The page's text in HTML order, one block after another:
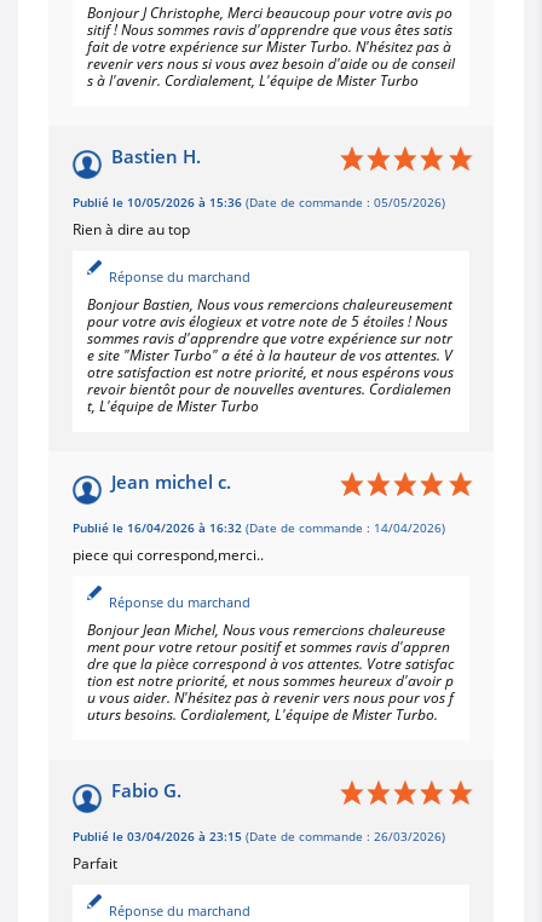
Bonjour J Christophe, Merci beaucoup pour votre avis po
sitif ! Nous sommes ravis d'apprendre que vous êtes satis
fait de votre expérience sur Mister Turbo. N'hésitez pas à
revenir vers nous si vous avez besoin d'aide ou de conseil
s à l'avenir. Cordialement, L'équipe de Mister Turbo
Bastien H.
Publié le 10/05/2026 à 15:36 (Date de commande : 05/05/2026)
Rien à dire au top
Réponse du marchand
Bonjour Bastien, Nous vous remercions chaleureusement
pour votre avis élogieux et votre note de 5 étoiles ! Nous
sommes ravis d'apprendre que votre expérience sur notr
e site "Mister Turbo" a été à la hauteur de vos attentes. V
otre satisfaction est notre priorité, et nous espérons vous
revoir bientôt pour de nouvelles aventures. Cordialemen
t, L'équipe de Mister Turbo
Jean michel c.
Publié le 16/04/2026 à 16:32 (Date de commande : 14/04/2026)
piece qui correspond,merci..
Réponse du marchand
Bonjour Jean Michel, Nous vous remercions chaleureuse
ment pour votre retour positif et sommes ravis d'appren
dre que la pièce correspond à vos attentes. Votre satisfac
tion est notre priorité, et nous sommes heureux d'avoir p
u vous aider. N'hésitez pas à revenir vers nous pour vos f
uturs besoins. Cordialement, L'équipe de Mister Turbo.
Fabio G.
Publié le 03/04/2026 à 23:15 (Date de commande : 26/03/2026)
Parfait
Réponse du marchand